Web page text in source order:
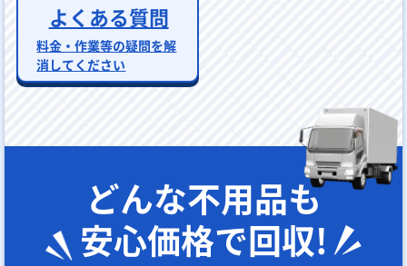
よくある質問
料金・作業等の疑問を解
消してください
どんな不用品も
安心価格で回収!